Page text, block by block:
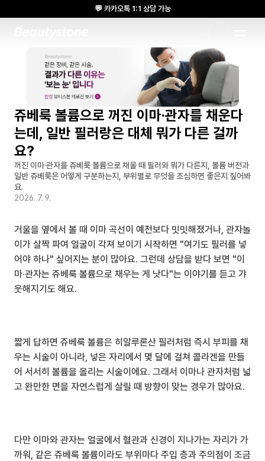
쥬베룩 볼륨으로 꺼진 이마·관자를 채운다
는데, 일반 필러랑은 대체 뭐가 다른 걸까
요?
꺼진 이마·관자를 쥬베룩 볼륨으로 채울 때 필러와 뭐가 다른지, 볼륨 버전과
일반 쥬베룩은 어떻게 구분하는지, 부위별로 무엇을 조심하면 좋은지 짚어봐
요.
2026. 7. 9.
거울을 옆에서 볼 때 이마 곡선이 예전보다 밋밋해졌거나, 관자놀
이가 살짝 파여 얼굴이 각져 보이기 시작하면 "여기도 필러를 넣
어야 하나" 싶어지는 분이 많아요. 그런데 상담을 받다 보면 "이
마·관자는 쥬베룩 볼륨으로 채우는 게 낫다"는 이야기를 듣고 갸
웃해지기도 해요.
짧게 답하면 쥬베룩 볼륨은 히알루론산 필러처럼 즉시 부피를 채
우는 시술이 아니라, 넣은 자리에서 몇 달에 걸쳐 콜라겐을 만들
어 서서히 볼륨을 올리는 시술이에요. 그래서 이마나 관자처럼 넓
고 완만한 면을 자연스럽게 살릴 때 방향이 맞는 경우가 많아요.
다만 이마와 관자는 얼굴에서 혈관과 신경이 지나가는 자리가 가
까워, 같은 쥬베룩 볼륨이라도 부위마다 주입 층과 주의점이 조금
💬 카카오톡 1:1 상담 가능
🌸 뷰티스톤의원 메디톡스 방콕 Cadaver workshop 참석 🌸